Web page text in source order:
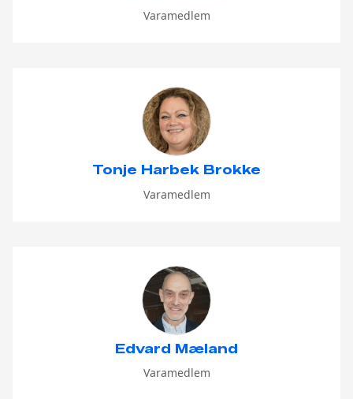
Varamedlem
Tonje Harbek Brokke
Varamedlem
Edvard Mæland
Varamedlem